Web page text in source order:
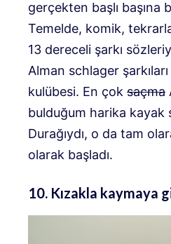
gerçekten başlı başına
Temelde, komik,
13 dereceli şarkı
Alman schlager
kulübesi. En çok saçma
bulduğum harika kayak
Durağıydı, o da tam
olarak başladı.
10. Kızakla kaymaya